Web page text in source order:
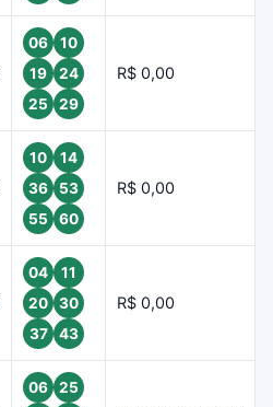
06
10
19
24
25
29
R$ 0,00
10
14
36
53
55
60
R$ 0,00
04
11
20
30
37
43
R$ 0,00
06
25